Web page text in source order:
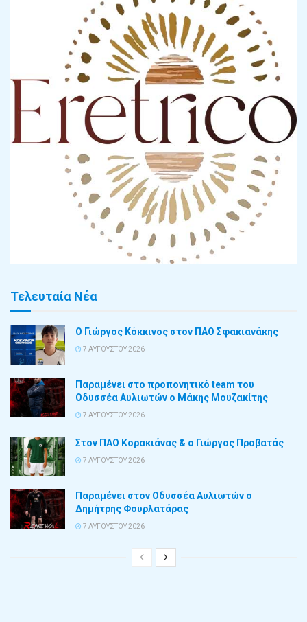
Τελευταία Νέα
Ο Γιώργος Κόκκινος στον ΠΑΟ Σφακιανάκης
7 ΑΥΓΟΎΣΤΟΥ 2026
Παραμένει στο προπονητικό team του
Οδυσσέα Αυλιωτών ο Μάκης Μουζακίτης
7 ΑΥΓΟΎΣΤΟΥ 2026
Στον ΠΑΟ Κορακιάνας & ο Γιώργος Προβατάς
7 ΑΥΓΟΎΣΤΟΥ 2026
Παραμένει στον Οδυσσέα Αυλιωτών ο
Δημήτρης Φουρλατάρας
7 ΑΥΓΟΎΣΤΟΥ 2026